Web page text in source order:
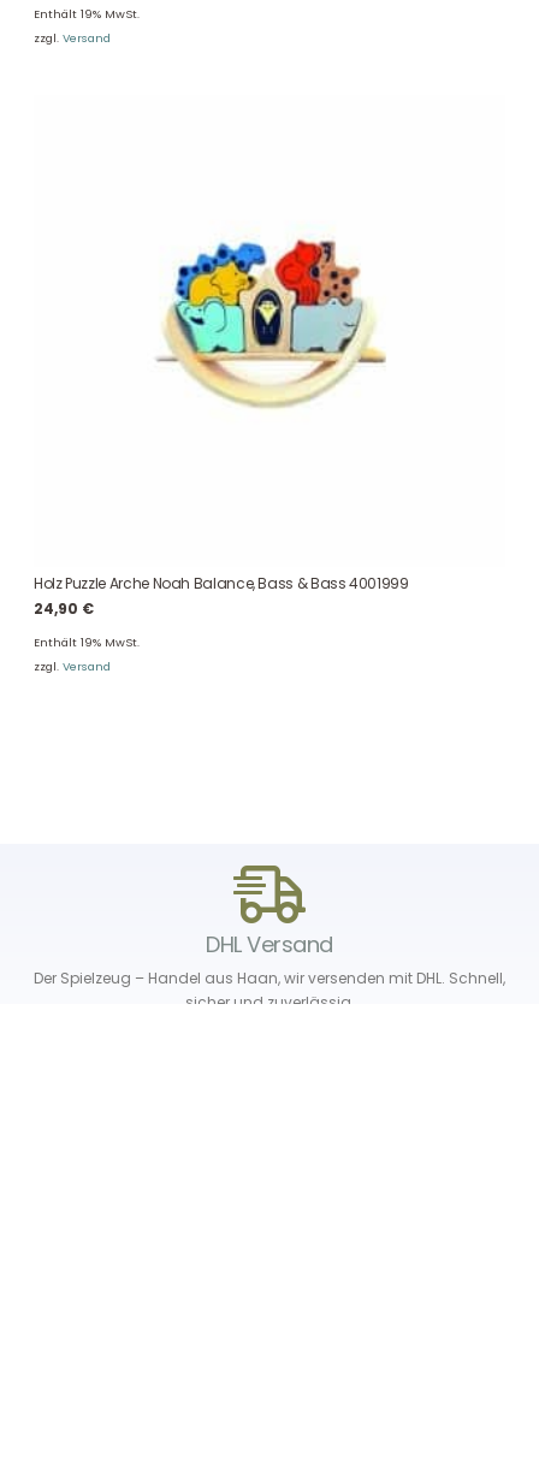
Enthält 19% MwSt.
zzgl. Versand
Holz Puzzle Arche Noah Balance, Bass & Bass 4001999
24,90 €
Enthält 19% MwSt.
zzgl. Versand
DHL Versand
Der Spielzeug – Handel aus Haan, wir versenden mit DHL. Schnell,
sicher und zuverlässig.